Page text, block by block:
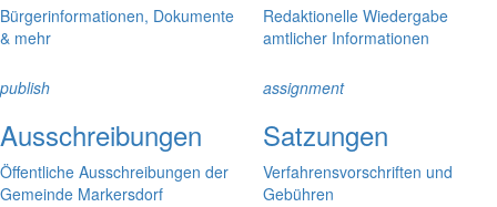
Bürgerinformationen, Dokumente
& mehr
Redaktionelle Wiedergabe
amtlicher Informationen
publish
Ausschreibungen
Öffentliche Ausschreibungen der
Gemeinde Markersdorf
assignment
Satzungen
Verfahrensvorschriften und
Gebühren